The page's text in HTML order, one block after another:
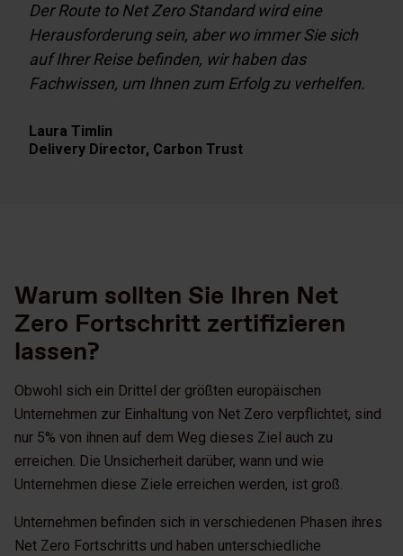
Der Route to Net Zero Standard wird eine
Herausforderung sein, aber wo immer Sie sich
auf Ihrer Reise befinden, wir haben das
Fachwissen, um Ihnen zum Erfolg zu verhelfen.
Laura Timlin
Delivery Director, Carbon Trust
Warum sollten Sie Ihren Net
Zero Fortschritt zertifizieren
lassen?
Obwohl sich ein Drittel der größten europäischen
Unternehmen zur Einhaltung von Net Zero verpflichtet, sind
nur 5% von ihnen auf dem Weg dieses Ziel auch zu
erreichen. Die Unsicherheit darüber, wann und wie
Unternehmen diese Ziele erreichen werden, ist groß.
Unternehmen befinden sich in verschiedenen Phasen ihres
Net Zero Fortschritts und haben unterschiedliche